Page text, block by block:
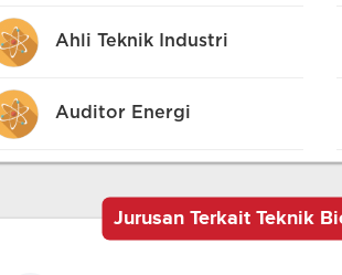
pemanfaatan dan hambatan
sumber energi baru dan
terbarukan lainnya seperti
Pembangkit Listrik Tenaga
Surya (PLTS), Pembangkit
Listrik Tenaga Angin, dan
sebagainya.
Ahli Teknik Industri
Auditor Energi
Jurusan Terkait Teknik